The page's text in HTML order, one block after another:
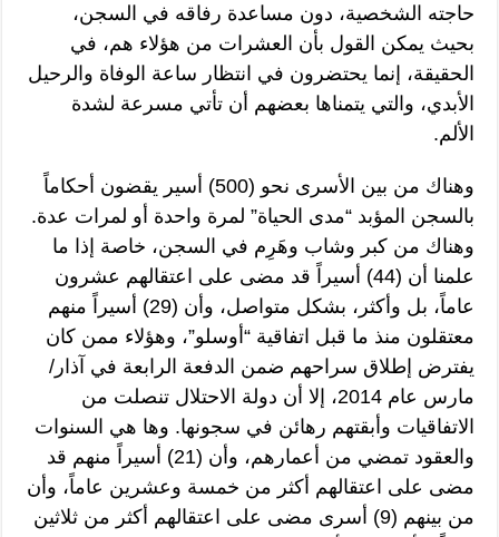
حاجته الشخصية، دون مساعدة رفاقه في السجن،
بحيث يمكن القول بأن العشرات من هؤلاء هم، في
الحقيقة، إنما يحتضرون في انتظار ساعة الوفاة والرحيل
الأبدي، والتي يتمناها بعضهم أن تأتي مسرعة لشدة
الألم.
وهناك من بين الأسرى نحو (500) أسير يقضون أحكاماً
بالسجن المؤبد “مدى الحياة” لمرة واحدة أو لمرات عدة.
وهناك من كبر وشاب وهَرِم في السجن، خاصة إذا ما
علمنا أن (44) أسيراً قد مضى على اعتقالهم عشرون
عاماً، بل وأكثر، بشكل متواصل، وأن (29) أسيراً منهم
معتقلون منذ ما قبل اتفاقية “أوسلو”، وهؤلاء ممن كان
يفترض إطلاق سراحهم ضمن الدفعة الرابعة في آذار/
مارس عام 2014، إلا أن دولة الاحتلال تنصلت من
الاتفاقيات وأبقتهم رهائن في سجونها. وها هي السنوات
والعقود تمضي من أعمارهم، وأن (21) أسيراً منهم قد
مضى على اعتقالهم أكثر من خمسة وعشرين عاماً، وأن
من بينهم (9) أسرى مضى على اعتقالهم أكثر من ثلاثين